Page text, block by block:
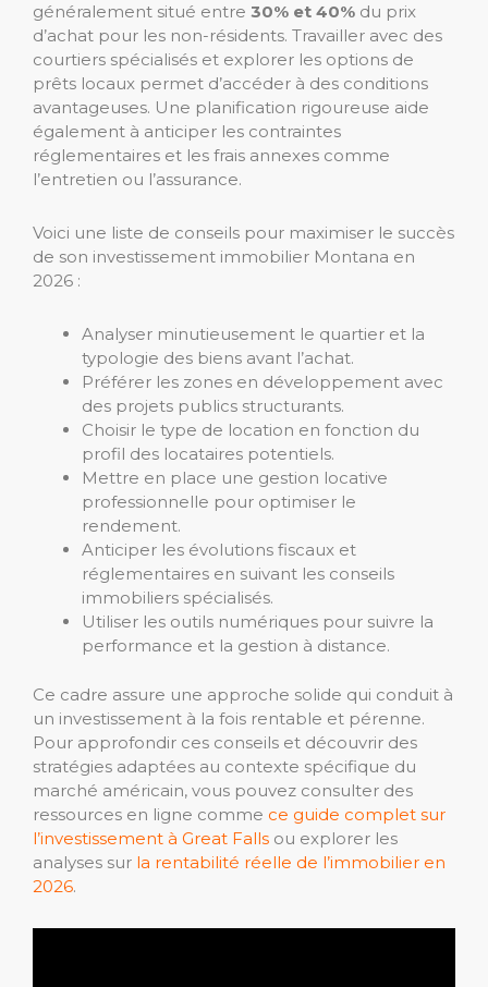
généralement situé entre 30% et 40% du prix
d’achat pour les non-résidents. Travailler avec des
courtiers spécialisés et explorer les options de
prêts locaux permet d’accéder à des conditions
avantageuses. Une planification rigoureuse aide
également à anticiper les contraintes
réglementaires et les frais annexes comme
l’entretien ou l’assurance.
Voici une liste de conseils pour maximiser le succès
de son investissement immobilier Montana en
2026 :
Analyser minutieusement le quartier et la
typologie des biens avant l’achat.
Préférer les zones en développement avec
des projets publics structurants.
Choisir le type de location en fonction du
profil des locataires potentiels.
Mettre en place une gestion locative
professionnelle pour optimiser le
rendement.
Anticiper les évolutions fiscaux et
réglementaires en suivant les conseils
immobiliers spécialisés.
Utiliser les outils numériques pour suivre la
performance et la gestion à distance.
Ce cadre assure une approche solide qui conduit à
un investissement à la fois rentable et pérenne.
Pour approfondir ces conseils et découvrir des
stratégies adaptées au contexte spécifique du
marché américain, vous pouvez consulter des
ressources en ligne comme ce guide complet sur
l’investissement à Great Falls ou explorer les
analyses sur la rentabilité réelle de l’immobilier en
2026.